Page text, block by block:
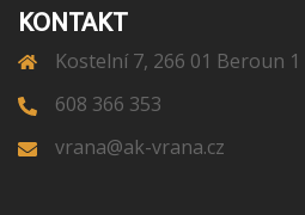
KONTAKT
Kostelní 7, 266 01 Beroun 1
608 366 353
vrana@ak-vrana.cz